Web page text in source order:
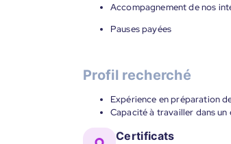
Accompagnement de nos
Pauses payées
Profil recherché
Expérience en préparation
Capacité à travailler dans
Certificats